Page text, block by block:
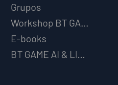
Grupos
E-books